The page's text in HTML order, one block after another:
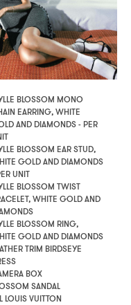
BLOSSOM MONO
EARRING, WHITE
AND DIAMONDS - PER
BLOSSOM EAR STUD,
GOLD AND DIAMONDS
UNIT
BLOSSOM TWIST
WHITE GOLD AND
BLOSSOM RING,
GOLD AND DIAMONDS
TRIM BIRDSEYE
BOX
SANDAL
LOUIS VUITTON